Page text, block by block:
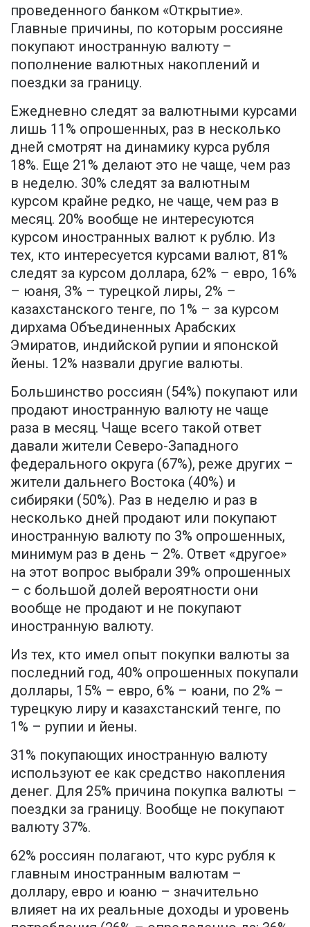
проведенного банком «Открытие».
Главные причины, по которым россияне
покупают иностранную валюту –
пополнение валютных накоплений и
поездки за границу.
Ежедневно следят за валютными курсами
лишь 11% опрошенных, раз в несколько
дней смотрят на динамику курса рубля
18%. Еще 21% делают это не чаще, чем раз
в неделю. 30% следят за валютным
курсом крайне редко, не чаще, чем раз в
месяц. 20% вообще не интересуются
курсом иностранных валют к рублю. Из
тех, кто интересуется курсами валют, 81%
следят за курсом доллара, 62% – евро, 16%
– юаня, 3% – турецкой лиры, 2% –
казахстанского тенге, по 1% – за курсом
дирхама Объединенных Арабских
Эмиратов, индийской рупии и японской
йены. 12% назвали другие валюты.
Большинство россиян (54%) покупают или
продают иностранную валюту не чаще
раза в месяц. Чаще всего такой ответ
давали жители Северо-Западного
федерального округа (67%), реже других –
жители дальнего Востока (40%) и
сибиряки (50%). Раз в неделю и раз в
несколько дней продают или покупают
иностранную валюту по 3% опрошенных,
минимум раз в день – 2%. Ответ «другое»
на этот вопрос выбрали 39% опрошенных
– с большой долей вероятности они
вообще не продают и не покупают
иностранную валюту.
Из тех, кто имел опыт покупки валюты за
последний год, 40% опрошенных покупали
доллары, 15% – евро, 6% – юани, по 2% –
турецкую лиру и казахстанский тенге, по
1% – рупии и йены.
31% покупающих иностранную валюту
используют ее как средство накопления
денег. Для 25% причина покупка валюты –
поездки за границу. Вообще не покупают
валюту 37%.
62% россиян полагают, что курс рубля к
главным иностранным валютам –
доллару, евро и юаню – значительно
влияет на их реальные доходы и уровень